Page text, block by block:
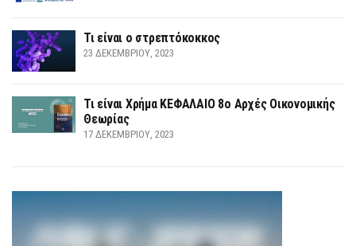
Τι είναι ο στρεπτόκοκκος
23 ΔΕΚΕΜΒΡΊΟΥ, 2023
Τι είναι Χρήμα ΚΕΦΑΛΑΙΟ 8ο Αρχές Οικονομικής
Θεωρίας
17 ΔΕΚΕΜΒΡΊΟΥ, 2023